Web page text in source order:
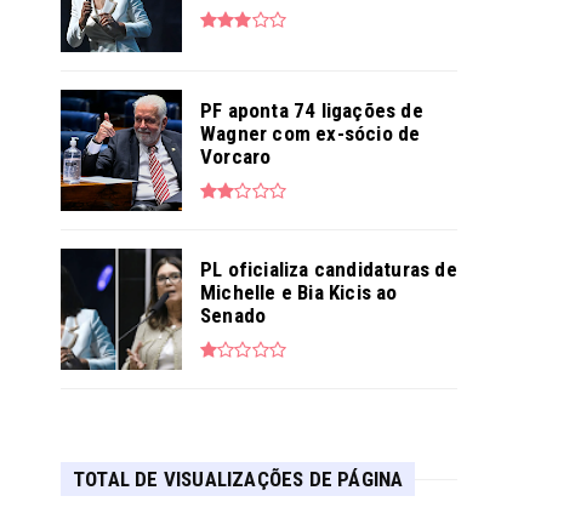
PF aponta 74 ligações de
Wagner com ex-sócio de
Vorcaro
PL oficializa candidaturas de
Michelle e Bia Kicis ao
Senado
TOTAL DE VISUALIZAÇÕES DE PÁGINA